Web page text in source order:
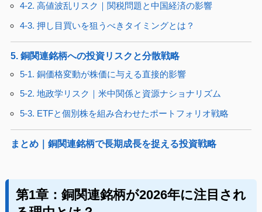
4-2. 高値波乱リスク｜関税問題と中国経済の影響
4-3. 押し目買いを狙うべきタイミングとは？
5. 銅関連銘柄への投資リスクと分散戦略
5-1. 銅価格変動が株価に与える直接的影響
5-2. 地政学リスク｜米中関係と資源ナショナリズム
5-3. ETFと個別株を組み合わせたポートフォリオ戦略
まとめ｜銅関連銘柄で長期成長を捉える投資戦略
第1章：銅関連銘柄が2026年に注目され